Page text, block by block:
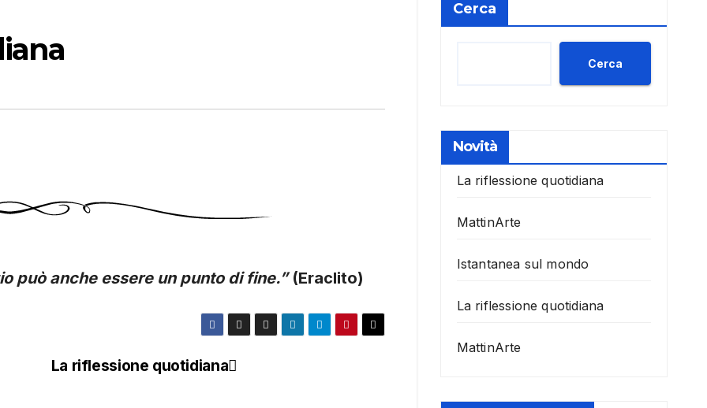
può anche essere un punto di fine.”(Eraclito)
La riflessione quotidiana
Cerca
Cerca
Novità
La riflessione quotidiana
MattinArte
Istantanea sul mondo
La riflessione quotidiana
MattinArte